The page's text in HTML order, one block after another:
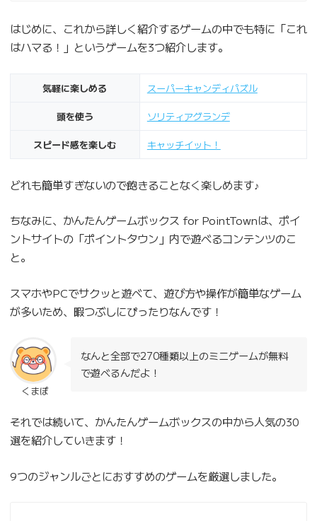
はじめに、これから詳しく紹介するゲームの中でも特に「これ
はハマる！」というゲームを3つ紹介します。
気軽に楽しめる スーパーキャンディパズル
頭を使う ソリティアグランデ
スピード感を楽しむ キャッチイット！
どれも簡単すぎないので飽きることなく楽しめます♪
ちなみに、かんたんゲームボックス for PointTownは、ポイ
ントサイトの「ポイントタウン」内で遊べるコンテンツのこ
と。
スマホやPCでサクッと遊べて、遊び方や操作が簡単なゲーム
が多いため、暇つぶしにぴったりなんです！
くまぽ
なんと全部で270種類以上のミニゲームが無料
で遊べるんだよ！
それでは続いて、かんたんゲームボックスの中から人気の30
選を紹介していきます！
9つのジャンルごとにおすすめのゲームを厳選しました。